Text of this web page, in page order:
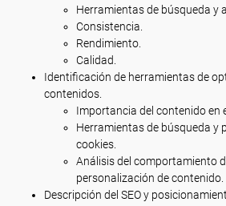
Herramientas de búsqueda y
Consistencia.
Rendimiento.
Calidad.
Identificación de herramientas de
contenidos.
Importancia del contenido en
Herramientas de búsqueda y
cookies.
Análisis del comportamiento
personalización de contenido.
Descripción del SEO y